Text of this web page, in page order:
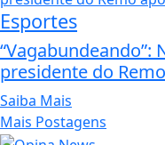
Esportes
“Vagabundeando”:
presidente do
Saiba Mais
Mais Postagens